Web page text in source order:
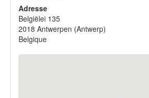
Adresse
Belgiëlei 135
2018 Antwerpen (Antwerp)
Belgique